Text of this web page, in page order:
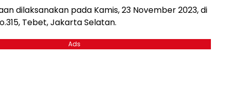
dilaksanakan pada Kamis, 23 November 2023, di
Tebet, Jakarta Selatan.
Ads